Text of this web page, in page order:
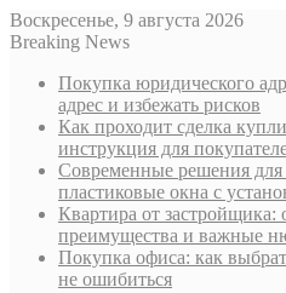
Воскресенье, 9 августа 2026
Breaking News
Покупка юридического
адрес и избежать рисков
Как проходит сделка
инструкция для
Современные решения
пластиковые окна с
Квартира от застройщика:
преимущества и важные
Покупка офиса: как
не ошибиться